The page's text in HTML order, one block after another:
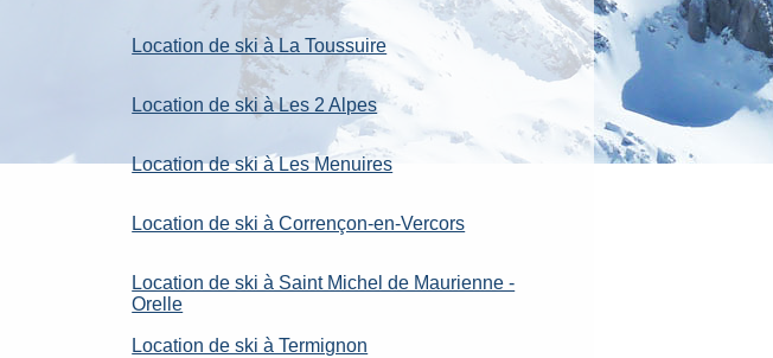
Location de ski à La Toussuire
Location de ski à Les 2 Alpes
Location de ski à Les Menuires
Location de ski à Corrençon-en-Vercors
Location de ski à Saint Michel de Maurienne -
Orelle
Location de ski à Termignon